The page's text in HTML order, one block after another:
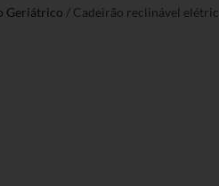
Geriátrico / Cadeirão reclinável